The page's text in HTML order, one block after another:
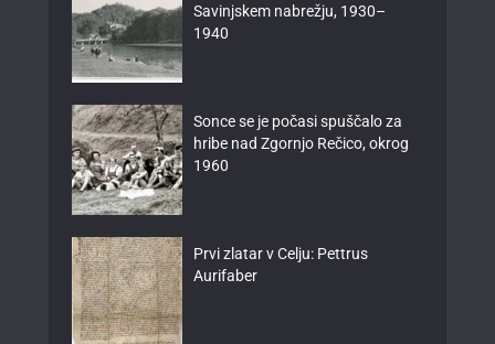
Savinjskem nabrežju, 1930–
1940
Sonce se je počasi spuščalo za
hribe nad Zgornjo Rečico, okrog
1960
Prvi zlatar v Celju: Pettrus
Aurifaber